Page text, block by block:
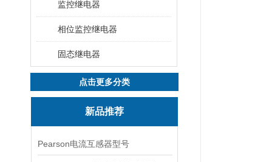
监控继电器
相位监控继电器
固态继电器
点击更多分类
新品推荐
Pearson电流互感器型号